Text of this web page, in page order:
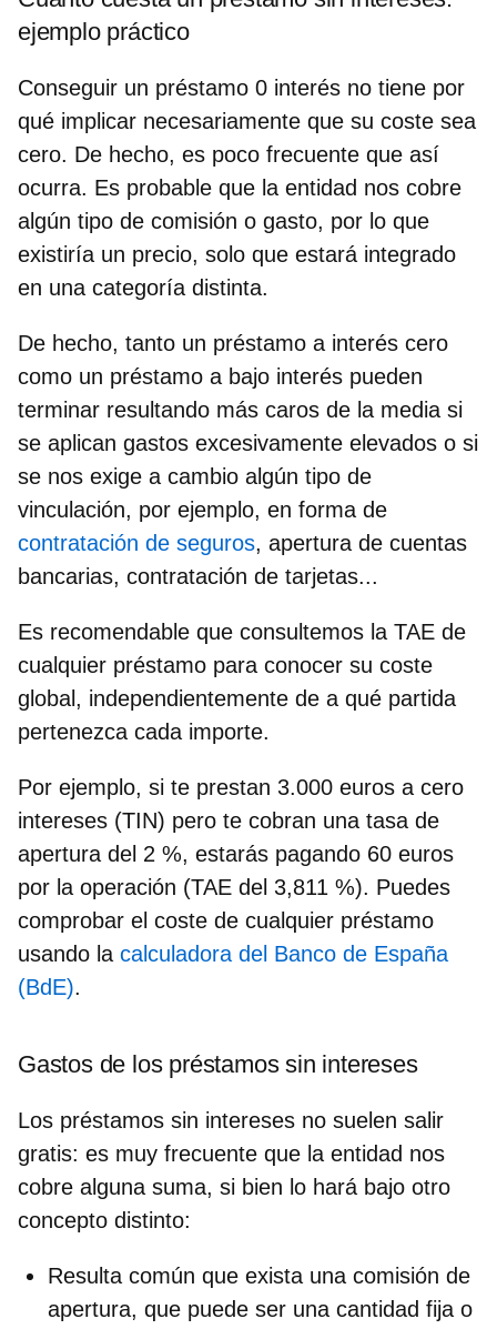
ejemplo práctico
Conseguir un préstamo 0 interés no tiene por
qué implicar necesariamente que su coste sea
cero. De hecho, es poco frecuente que así
ocurra. Es probable que la entidad nos cobre
algún tipo de comisión o gasto, por lo que
existiría un precio, solo que estará integrado
en una categoría distinta.
De hecho, tanto un préstamo a interés cero
como un préstamo a bajo interés pueden
terminar resultando más caros de la media si
se aplican gastos excesivamente elevados o si
se nos exige a cambio algún tipo de
vinculación, por ejemplo, en forma de
contratación de seguros, apertura de cuentas
bancarias, contratación de tarjetas...
Es recomendable que consultemos la TAE de
cualquier préstamo para conocer su coste
global, independientemente de a qué partida
pertenezca cada importe.
Por ejemplo, si te prestan 3.000 euros a cero
intereses (TIN) pero te cobran una tasa de
apertura del 2 %, estarás pagando 60 euros
por la operación (TAE del 3,811 %). Puedes
comprobar el coste de cualquier préstamo
usando la calculadora del Banco de España
(BdE).
Gastos de los préstamos sin intereses
Los préstamos sin intereses no suelen salir
gratis: es muy frecuente que la entidad nos
cobre alguna suma, si bien lo hará bajo otro
concepto distinto:
Resulta común que exista una comisión de
apertura, que puede ser una cantidad fija o